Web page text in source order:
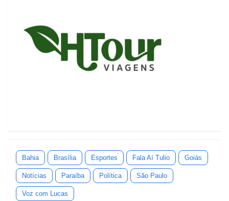
Bahia Brasília Esportes Fala Aí Tulio Goiás
Notícias Paraíba Política São Paulo
Voz com Lucas